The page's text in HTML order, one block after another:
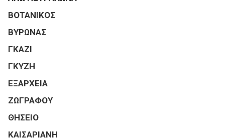
ΒΟΤΑΝΙΚΟΣ
ΒΥΡΩΝΑΣ
ΓΚΑΖΙ
ΓΚΥΖΗ
ΕΞΑΡΧΕΙΑ
ΖΩΓΡΑΦΟΥ
ΘΗΣΕΙΟ
ΚΑΙΣΑΡΙΑΝΗ